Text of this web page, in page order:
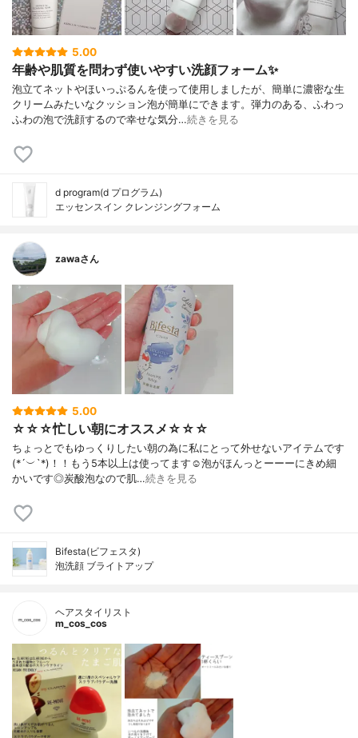
5.00
年齢や肌質を問わず使いやすい洗顔フォーム✨
泡立てネットやほいっぷるんを使って使用しましたが、簡単に濃密な生
クリームみたいなクッション泡が簡単にできます。弾力のある、ふわっ
ふわの泡で洗顔するので幸せな気分…続きを見る
d program(d プログラム)
エッセンスイン クレンジングフォーム
zawaさん
5.00
☆☆☆忙しい朝にオススメ☆☆☆
ちょっとでもゆっくりしたい朝の為に私にとって外せないアイテムです
(*´︶`*)！！もう5本以上は使ってます☺️泡がほんっとーーーにきめ細
かいです◎炭酸泡なので肌…続きを見る
Bifesta(ビフェスタ)
泡洗顔 ブライトアップ
ヘアスタイリスト
m_cos_cos